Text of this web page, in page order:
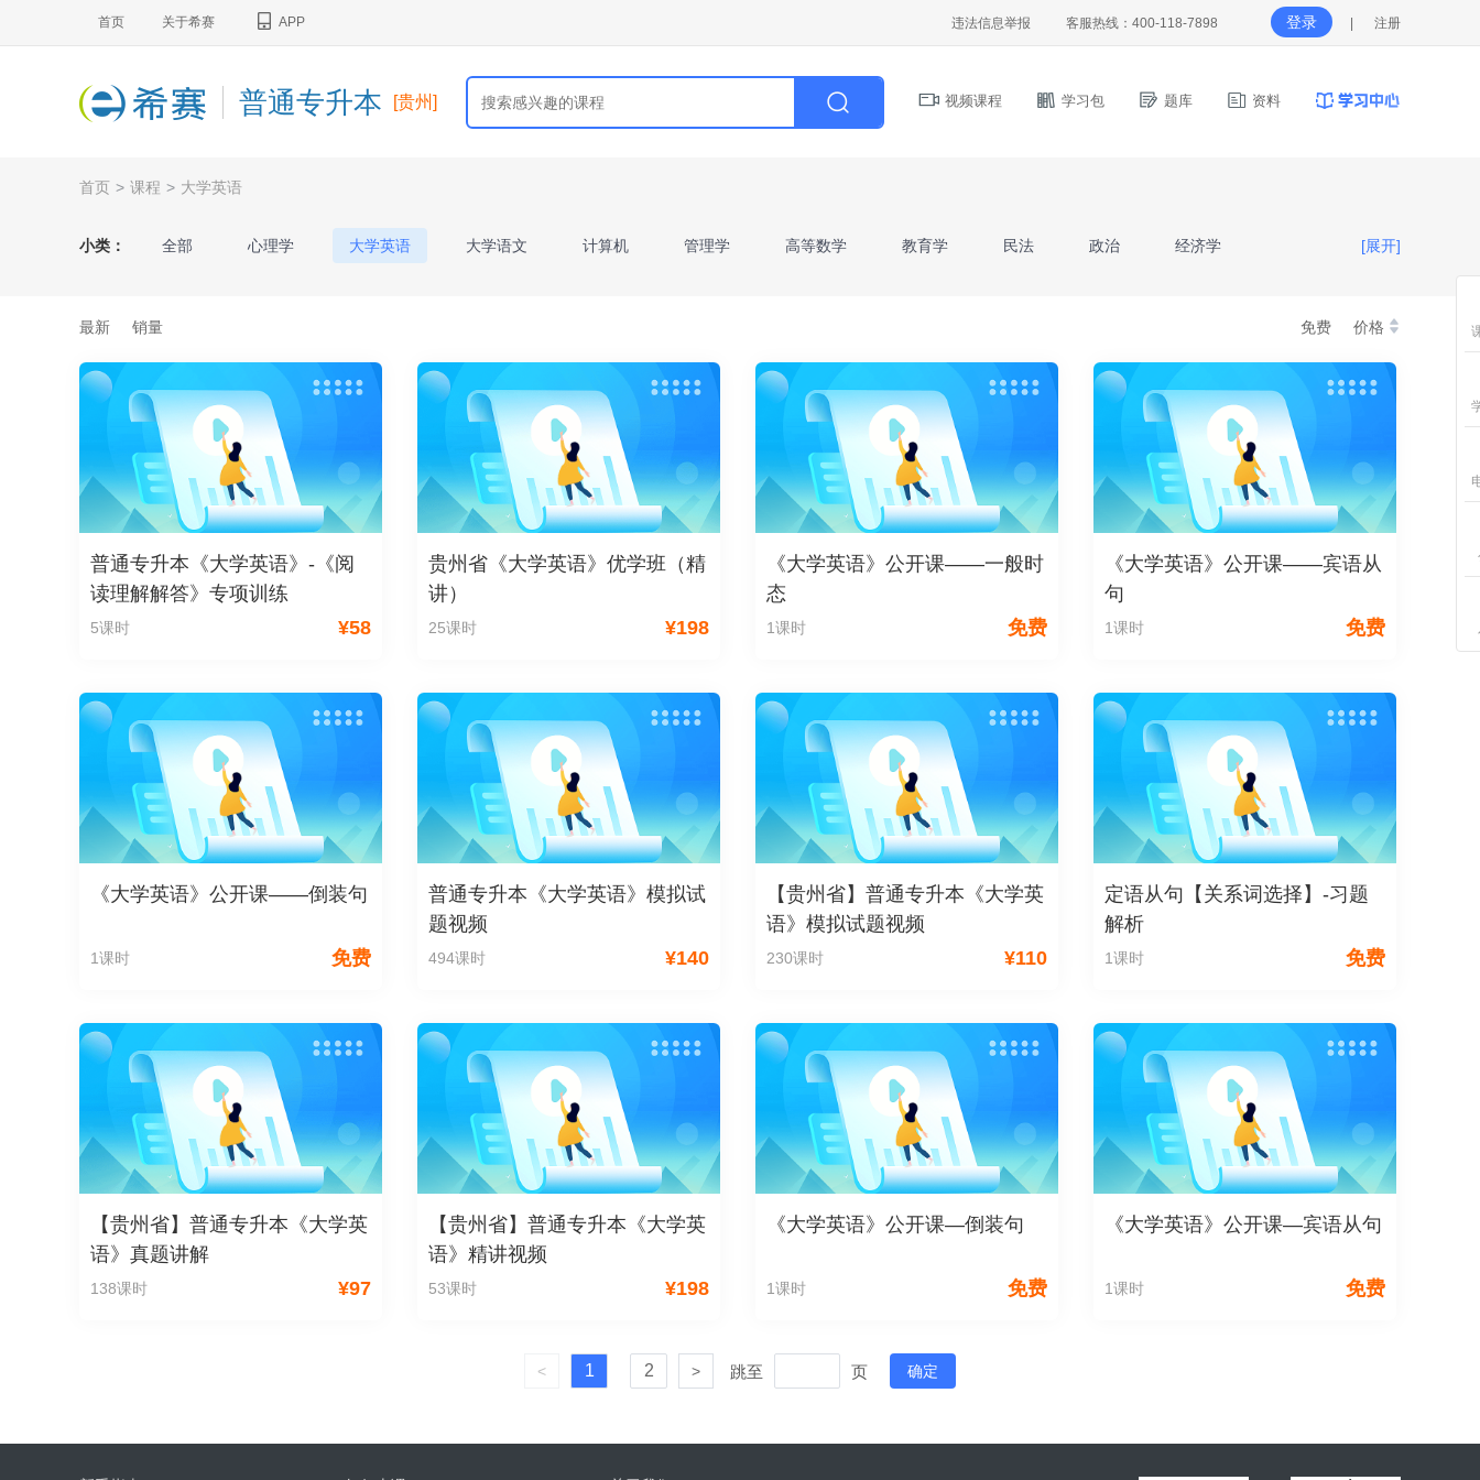
首页 关于希赛 APP 违法信息举报 客服热线：400-118-7898 登录 注册
普通专升本 [贵州] 视频课程 学习包 题库 资料
首页 > 课程 > 大学英语
小类： 全部 心理学 大学英语 大学语文 计算机 管理学 高等数学 教育学 民法 政治 经济学
内蒙古《高等数学II》 微观经济学 教育理论 经济学与管理学基础
电子商务
[展开]
最新 销量 免费 价格
普通专升本《大学英语》-《阅
读理解解答》专项训练
5课时 ¥58
贵州省《大学英语》优学班（精
讲）
25课时 ¥198
《大学英语》公开课——一般时
态
1课时 免费
《大学英语》公开课——宾语从
句
1课时 免费
《大学英语》公开课——倒装句
1课时 免费
普通专升本《大学英语》模拟试
题视频
494课时 ¥140
【贵州省】普通专升本《大学英
语》模拟试题视频
230课时 ¥110
定语从句【关系词选择】-习题
解析
1课时 免费
【贵州省】普通专升本《大学英
语》真题讲解
138课时 ¥97
【贵州省】普通专升本《大学英
语》精讲视频
53课时 ¥198
《大学英语》公开课—倒装句
1课时 免费
《大学英语》公开课—宾语从句
1课时 免费
< 1 2 > 跳至 页 确定